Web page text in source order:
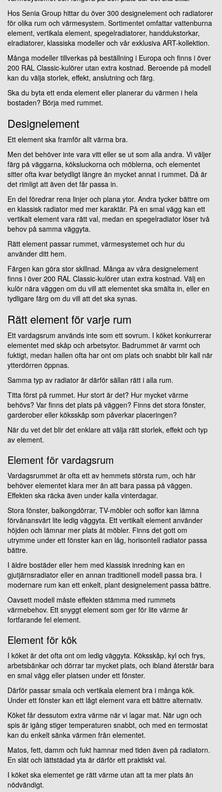
Hos Senia Group hittar du över 300 designelement och radiatorer
för olika rum och värmesystem. Sortimentet omfattar vattenburna
element, vertikala element, spegelradiatorer, handdukstorkar,
elradiatorer, klassiska modeller och vår exklusiva ART-kollektion.
Många modeller tillverkas på beställning i Europa och finns i över
200 RAL Classic-kulörer utan extra kostnad. Beroende på modell
kan du välja storlek, effekt, anslutning och färg.
Ska du byta ett enda element eller planerar du värmen i hela
bostaden? Börja med rummet.
Designelement
Ett element ska framför allt värma bra.
Men det behöver inte vara vitt eller se ut som alla andra. Vi väljer
färg på väggarna, köksluckorna och möblerna, och elementet
sitter ofta kvar betydligt längre än mycket annat i rummet. Då är
det rimligt att även det får passa in.
En del föredrar rena linjer och plana ytor. Andra tycker bättre om
en klassisk radiator med mer karaktär. På en smal vägg kan ett
vertikalt element vara rätt val, medan en spegelradiator löser två
behov på samma väggyta.
Rätt element passar rummet, värmesystemet och hur du
använder ditt hem.
Färgen kan göra stor skillnad. Många av våra designelement
finns i över 200 RAL Classic-kulörer utan extra kostnad. Välj en
kulör nära väggen om du vill att elementet ska smälta in, eller en
tydligare färg om du vill att det ska synas.
Rätt element för varje rum
Ett vardagsrum används inte som ett sovrum. I köket konkurrerar
elementet med skåp och arbetsytor. Badrummet är varmt och
fuktigt, medan hallen ofta har ont om plats och snabbt blir kall när
ytterdörren öppnas.
Samma typ av radiator är därför sällan rätt i alla rum.
Titta först på rummet. Hur stort är det? Hur mycket värme
behövs? Var finns det plats på väggen? Finns det stora fönster,
garderober eller köksskåp som påverkar placeringen?
När du vet det blir det enklare att välja rätt storlek, effekt och typ
av element.
Element för vardagsrum
Vardagsrummet är ofta ett av hemmets största rum, och här
behöver elementet klara mer än att bara passa på väggen.
Effekten ska räcka även under kalla vinterdagar.
Stora fönster, balkongdörrar, TV-möbler och soffor kan lämna
förvånansvärt lite ledig väggyta. Ett vertikalt element använder
höjden och lämnar mer plats åt möbler. Finns det gott om
utrymme under ett fönster kan en låg, horisontell radiator passa
bättre.
I äldre bostäder eller hem med klassisk inredning kan en
gjutjärnsradiator eller en annan traditionell modell passa bra. I
modernare rum kan ett enkelt, plant designelement passa bättre.
Oavsett modell måste effekten stämma med rummets
värmebehov. Ett snyggt element som ger för lite värme är
fortfarande fel element.
Element för kök
I köket är det ofta ont om ledig väggyta. Köksskåp, kyl och frys,
arbetsbänkar och dörrar tar mycket plats, och ibland återstår bara
en smal vägg eller platsen under ett fönster.
Därför passar smala och vertikala element bra i många kök.
Under ett fönster kan ett lågt element vara ett bättre alternativ.
Köket får dessutom extra värme när vi lagar mat. När ugn och
spis är igång stiger temperaturen snabbt, och med en termostat
kan du enkelt sänka värmen från elementet.
Matos, fett, damm och fukt hamnar med tiden även på radiatorn.
En slät och lättstädad yta är därför ett praktiskt val.
I köket ska elementet ge rätt värme utan att ta mer plats än
nödvändigt.